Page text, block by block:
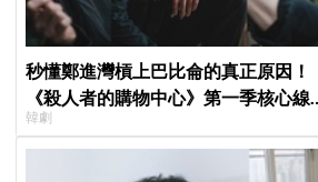
秒懂鄭進灣槓上巴比侖的真正原因！
《殺人者的購物中心》第一季核心線
快速複習
韓劇